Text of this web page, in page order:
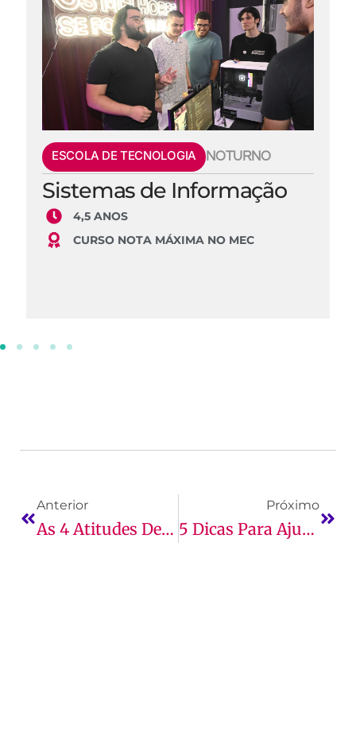
ESCOLA DE TECNOLOGIA NOTURNO
Sistemas de Informação
4,5 ANOS
CURSO NOTA MÁXIMA NO MEC
Anterior
As 4 Atitudes De Um Vestibulando De Sucesso
Próximo
5 Dicas Para Ajudar Seu Filho A Estudar Em Casa